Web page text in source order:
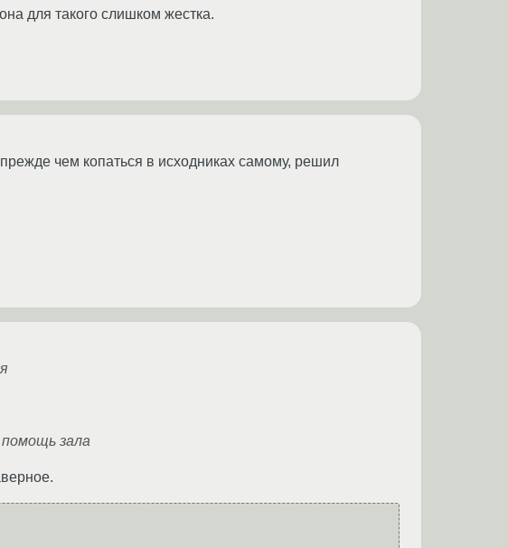
для такого слишком жестка.
чем копаться в исходниках самому, решил
зала